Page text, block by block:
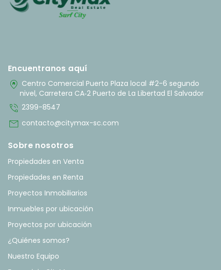
Encuentranos aquí
home_pin Centro Comercial Puerto Plaza local #2-6 segundo
nivel, Carretera CA‑2 Puerto de La Libertad El Salvador
phone_in_talk 2399-8547
mail contacto@citymax-sc.com
Sobre nosotros
Propiedades en Venta
Propiedades en Renta
Proyectos Inmobiliarios
Inmuebles por ubicación
Proyectos por ubicación
¿Quiénes somos?
Nuestro Equipo